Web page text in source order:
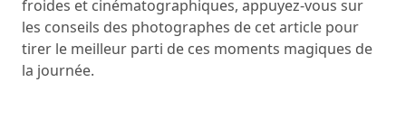
froides et cinématographiques, appuyez-vous sur
les conseils des photographes de cet article pour
tirer le meilleur parti de ces moments magiques de
la journée.